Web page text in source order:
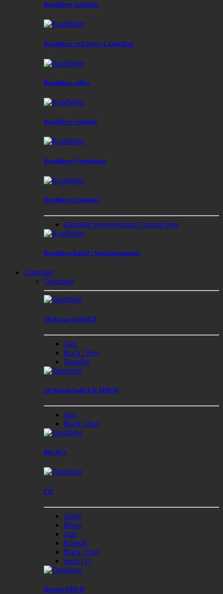
Kopfhörer kabellos
Kopfhörer mit Noise-Cancelling
Kopfhörer offen
Kopfhörer-Ständer
Kopfhörer-Verstärker
Kopfhörer-Zubehör
Zubehör beyerdynamic Custom One
Kopfhörerkabel / Verlängerungen
Tonträger
Tonträger
24-Karat-Gold-CD
Jazz
Rock / Pop
Sampler
24-Karat-Gold-CD, HDCD
Jazz
Rock / Pop
Blu-Ray
CD
Array
Blues
Jazz
Klassik
Rock / Pop
mehr(1)
Doppel-HDCD